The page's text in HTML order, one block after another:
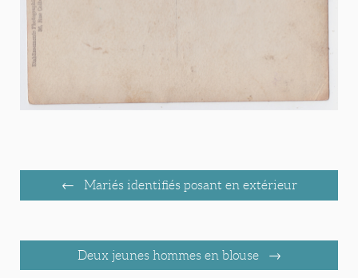
Mariés identifiés posant en extérieur
Deux jeunes hommes en blouse